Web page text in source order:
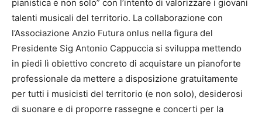
pianistica e non solo” con l’intento di valorizzare i giovani
talenti musicali del territorio. La collaborazione con
l’Associazione Anzio Futura onlus nella figura del
Presidente Sig Antonio Cappuccia si sviluppa mettendo
in piedi lì obiettivo concreto di acquistare un pianoforte
professionale da mettere a disposizione gratuitamente
per tutti i musicisti del territorio (e non solo), desiderosi
di suonare e di proporre rassegne e concerti per la